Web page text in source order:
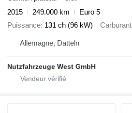
2015
249.000 km
Euro 5
Puissance 131 ch (96 kW) Carburant
Allemagne, Datteln
Nutzfahrzeuge West GmbH